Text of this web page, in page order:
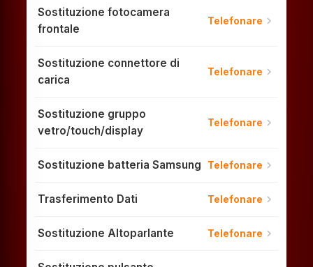
Sostituzione fotocamera
frontale
Telefonare chevron_right
Sostituzione connettore di
carica
Telefonare chevron_right
Sostituzione gruppo
vetro/touch/display
Telefonare chevron_right
Sostituzione batteria Samsung Telefonare chevron_right
Trasferimento Dati Telefonare chevron_right
Sostituzione Altoparlante Telefonare chevron_right